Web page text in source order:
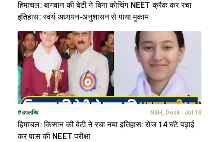
हिमाचल: बागवान की बेटी ने बिना कोचिंग NEET क्रैक कर रचा
इतिहास: स्वयं अध्ययन-अनुशासन से पाया मुकाम
#उपलब्धि N4H_Desk| Jul 18
हिमाचल: किसान की बेटी ने रचा नया इतिहास: रोज 14 घंटे पढ़ाई
कर पास की NEET परीक्षा